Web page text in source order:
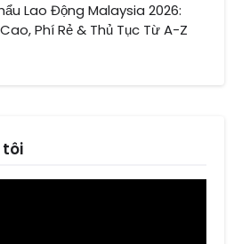
Lao Động Malaysia 2026:
Phí Rẻ & Thủ Tục Từ A-Z
tôi